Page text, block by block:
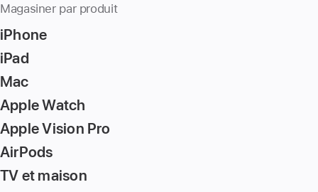
Magasiner par produit
iPhone
iPad
Mac
Apple Watch
Apple Vision Pro
AirPods
TV et maison